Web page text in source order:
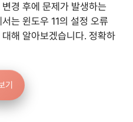
경 후에 문제가 발생하는
는 윈도우 11의 설정 오류
해 알아보겠습니다. 정확하
기